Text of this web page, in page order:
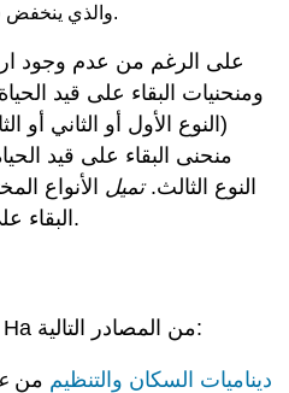
والذي ينخفض في البداية بسرعة ثم يتسطح.
على الرغم من عدم وجود
(النوع الأول أو الثاني
النوع الثالث.تميل الأنواع
البقاء على قيد الحياة من النوع الأول.
تم تعديله بواسطة Melissa Ha من المصادر التالية:
ديناميات السكان والتنظيم من